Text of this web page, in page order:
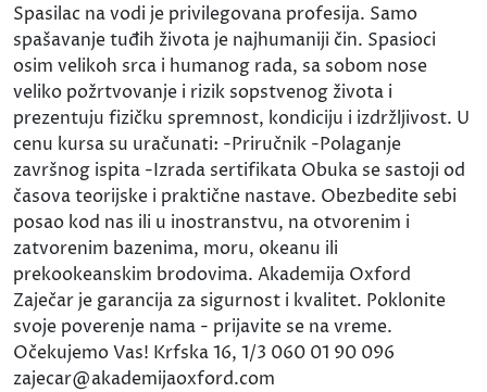
Spasilac na vodi je privilegovana profesija. Samo
spašavanje tuđih života je najhumaniji čin. Spasioci
osim velikoh srca i humanog rada, sa sobom nose
veliko požrtvovanje i rizik sopstvenog života i
prezentuju fizičku spremnost, kondiciju i izdržljivost. U
cenu kursa su uračunati: -Priručnik -Polaganje
završnog ispita -Izrada sertifikata Obuka se sastoji od
časova teorijske i praktične nastave. Obezbedite sebi
posao kod nas ili u inostranstvu, na otvorenim i
zatvorenim bazenima, moru, okeanu ili
prekookeanskim brodovima. Akademija Oxford
Zaječar je garancija za sigurnost i kvalitet. Poklonite
svoje poverenje nama - prijavite se na vreme.
Očekujemo Vas! Krfska 16, 1/3 060 01 90 096
zajecar@akademijaoxford.com